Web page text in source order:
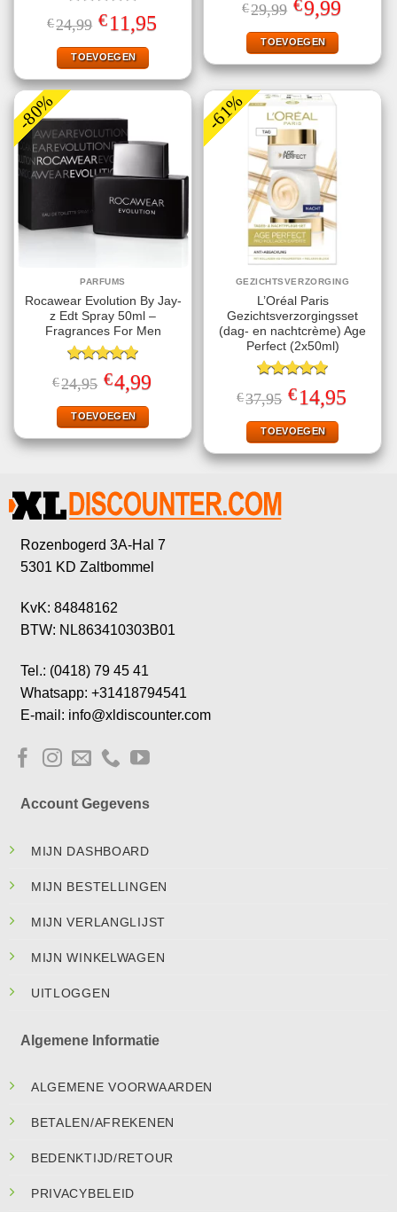
Gewaardeerd
5.00uit 5
€24,99 Oorspronkelijke
prijs
was:
€24,99.
€11,95prijs
TOEVOEGEN
4.50uit 5
€29,99
prijs
was:
€29,99.
€9,99prijs
TOEVOEGEN
-80%
PARFUMS
Rocawear Evolution By Jay-
z Edt Spray 50ml –
Fragrances For Men
Gewaardeerd
5.00uit 5
€24,95 Oorspronkelijke
prijs
was:
€24,95.
€4,99Huidige
prijs
TOEVOEGEN
-61%
GEZICHTSVERZORGING
L’Oréal Paris
Gezichtsverzorgingsset
(dag- en nachtcrème) Age
Perfect (2x50ml)
Gewaardeerd
5.00uit 5
€37,95 Oorspronkelijke
prijs
was:
€37,95.
€14,95prijs
TOEVOEGEN
Rozenbogerd 3A-Hal 7
5301 KD Zaltbommel
KvK: 84848162
BTW: NL863410303B01
Tel.: (0418) 79 45 41
Whatsapp: +31418794541
E-mail: info@xldiscounter.com
Account Gegevens
MIJN DASHBOARD
MIJN BESTELLINGEN
MIJN VERLANGLIJST
MIJN WINKELWAGEN
UITLOGGEN
Algemene Informatie
ALGEMENE VOORWAARDEN
BETALEN/AFREKENEN
BEDENKTIJD/RETOUR
PRIVACYBELEID